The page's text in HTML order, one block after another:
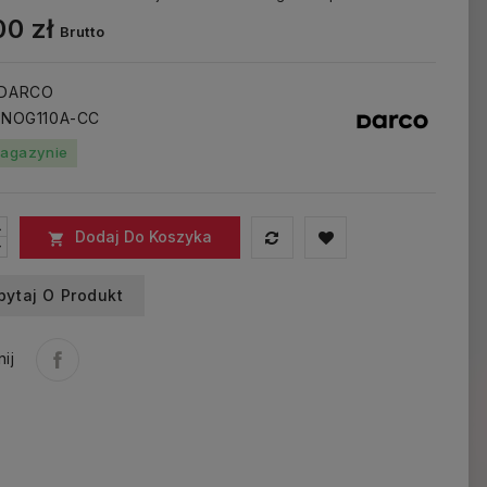
zł Brutto
CC
 Dodaj Do Koszyka
O Produkt